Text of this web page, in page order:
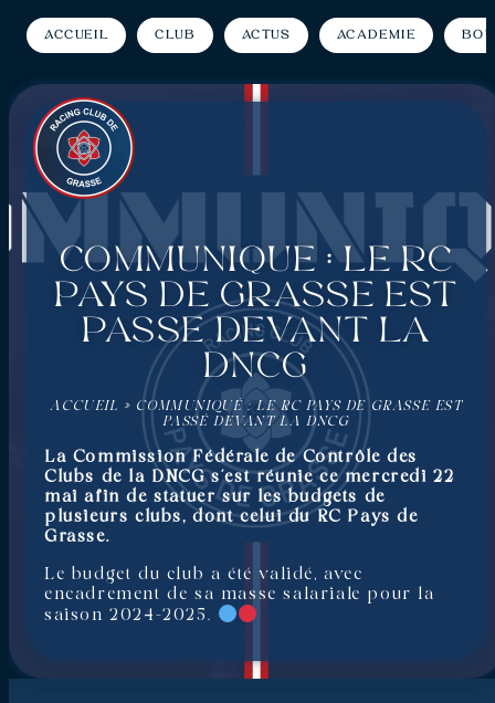
Accueil Club Actus Académie
Communiqué : Le RC
Pays de Grasse est
passé devant la
DNCG
ACCUEIL » COMMUNIQUÉ : LE RC PAYS DE GRASSE EST
PASSÉ DEVANT LA DNCG
La Commission Fédérale de Contrôle des
Clubs de la DNCG s’est réunie ce mercredi 22
mai afin de statuer sur les budgets de
plusieurs clubs, dont celui du RC Pays de
Grasse.
Le budget du club a été validé, avec
encadrement de sa masse salariale pour la
saison 2024-2025.